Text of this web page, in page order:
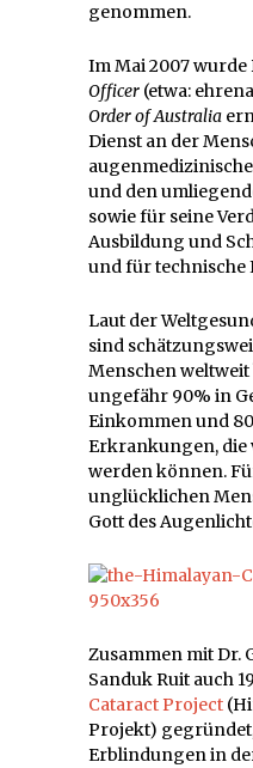
genommen.
Im Mai 2007 wurde
Officer (etwa:
Order of Australia
Dienst an der
und den
sowie für seine
Ausbildung und
und für technische
Laut der
sind
Menschen
ungefähr 90% in
Einkommen und
Erkrankungen, die
werden können.
unglücklichen
Gott des
Zusammen mit Dr.
Sanduk Ruit auch
Cataract Project
Projekt)
Erblindungen in